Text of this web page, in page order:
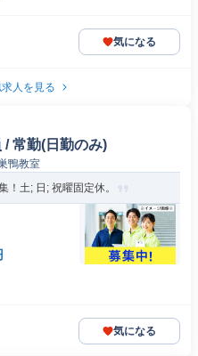
気になる
人を見る
/ 常勤(日勤のみ)
鴨教室
！土; 日; 祝曜固定休。
気になる